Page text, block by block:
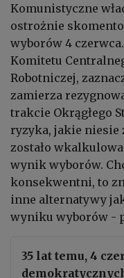
Komunistyczne
ostrożnie
wyborów 4
Komitetu
Robotniczej,
zamierza
trakcie Okrągłego
ryzyka, jakie niesie
zostało
wynik wyborów.
konsekwentni, to
inne alternatywy
wyniku wyborów -
35 lat temu, 4